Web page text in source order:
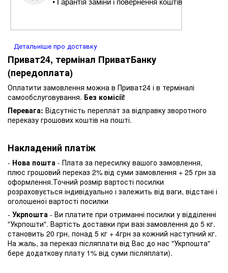
Детальніше про доставку
Приват24, термінал ПриватБанку
(передоплата)
Оплатити замовлення можна в Приват24 і в терміналі
самообслуговування. Без комісії!
Перевага: Відсутність переплат за відправку зворотного
переказу грошових коштів на пошті.
Накладений платіж
- Нова пошта - Плата за пересилку вашого замовлення,
плюс грошовий переказ 2% від суми замовлення + 25 грн за
оформлення.Точний розмір вартості посилки
розраховується індивідуально і залежить від ваги, відстані і
оголошеної вартості посилки
- Укрпошта - Ви платите при отриманні посилки у відділенні
"Укрпошти". Вартість доставки при вазі замовлення до 5 кг.
становить 20 грн, понад 5 кг + 4грн за кожний наступний кг.
На жаль, за переказ післяплати від Вас до нас "Укрпошта"
бере додаткову плату 1% від суми післяплати).